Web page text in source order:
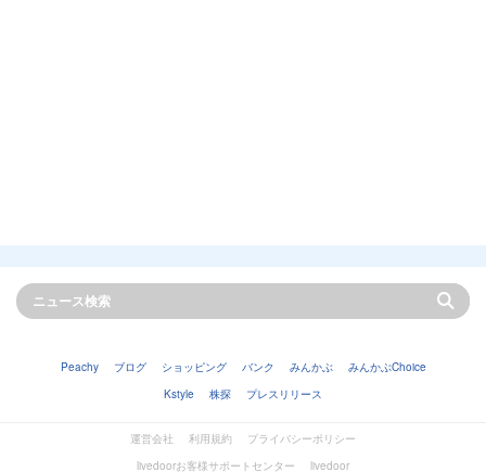
Peachy ブログ ショッピング バンク みんかぶ
みんかぶChoice
Kstyle
株探 プレスリリース
運営会社 利用規約
プライバシーポリシー
livedoorお客様サポートセンター
livedoor